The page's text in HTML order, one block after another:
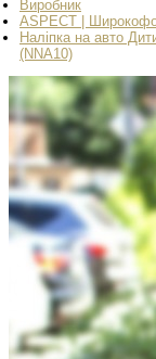
Виробник
АSPECT |
Наліпка на авто
(NNA10)